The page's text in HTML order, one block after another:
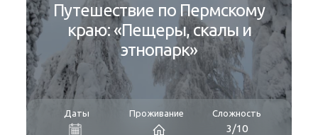
Даты Проживание Сложность
3/10
Путешествие по Пермскому
краю: «Пещеры, скалы и
этнопарк»